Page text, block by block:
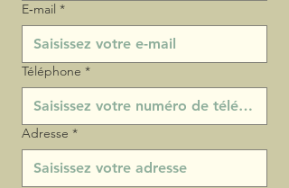
E‑mail *
Téléphone *
Adresse *